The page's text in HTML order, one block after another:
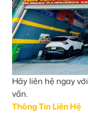
Hãy liên hệ ngay với
vấn.
Thông Tin Liên Hệ